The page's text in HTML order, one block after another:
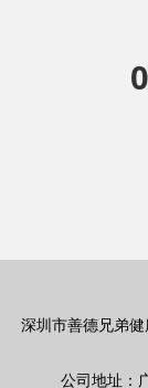
深圳市善德兄弟
公司地址：